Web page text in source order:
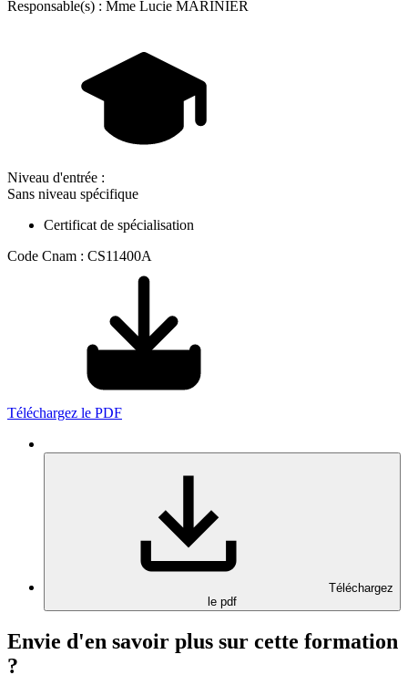
Responsable(s) : Mme Lucie MARINIER
Niveau d'entrée :
Sans niveau spécifique
Certificat de spécialisation
Code Cnam : CS11400A
Téléchargez le PDF
Téléchargez
le pdf
Envie d'en savoir plus sur cette formation
?